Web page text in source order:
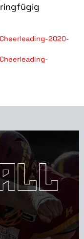
2020-